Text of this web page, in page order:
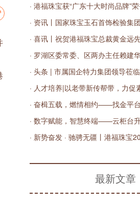
· 港福珠宝获“广东十大时尚品牌”
· 人才培养|以老带新传帮带，力促
最新文章